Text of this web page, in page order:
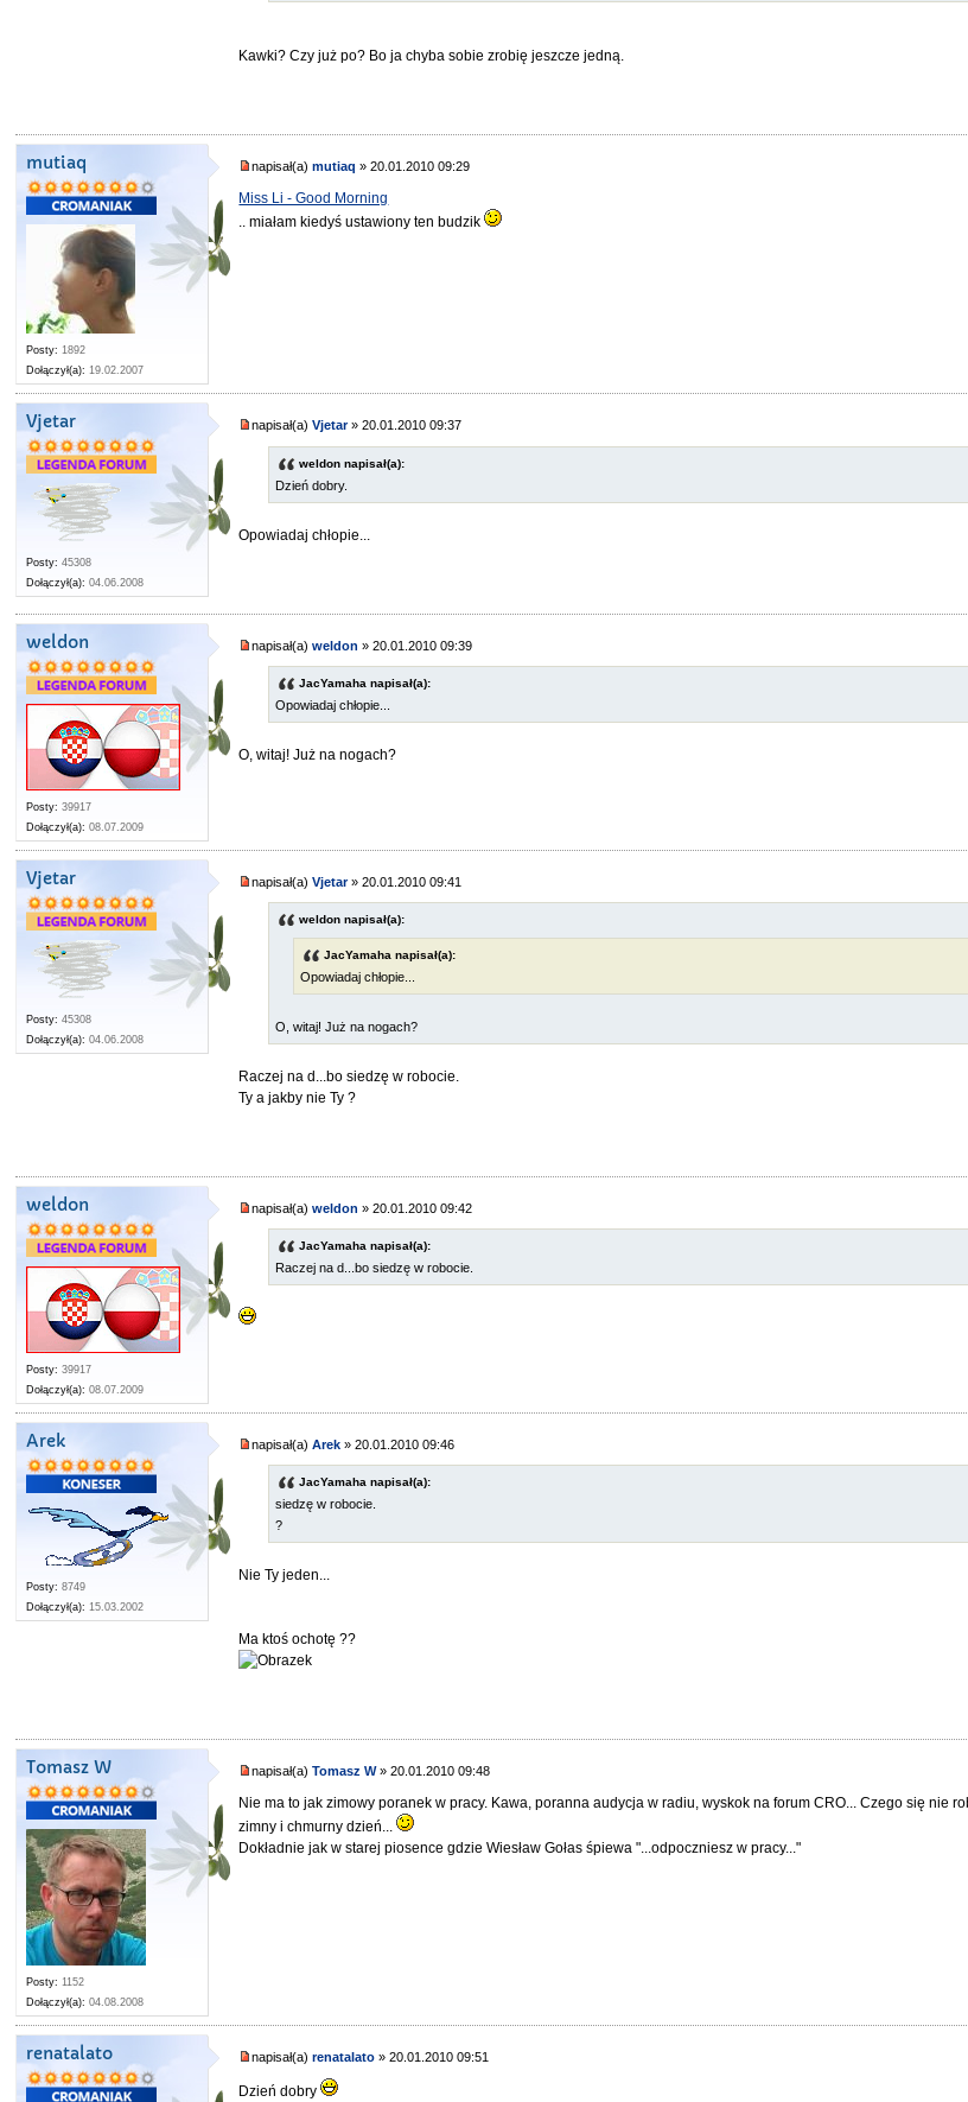
Kawki? Czy już po? Bo ja chyba sobie zrobię jeszcze jedną.
mutiaq
Posty: 1892
Dołączył(a): 19.02.2007
napisał(a)mutiaq » 20.01.2010 09:29
Miss Li - Good Morning
.. miałam kiedyś ustawiony ten budzik
Vjetar
Posty: 45308
Dołączył(a): 04.06.2008
napisał(a)Vjetar» 20.01.2010 09:37
weldon napisał(a):
Dzień dobry.
Opowiadaj chłopie...
weldon
Posty: 39917
Dołączył(a): 08.07.2009
napisał(a)weldon » 20.01.2010 09:39
JacYamaha napisał(a):
Opowiadaj chłopie...
O, witaj! Już na nogach?
Vjetar
Posty: 45308
Dołączył(a): 04.06.2008
napisał(a)Vjetar» 20.01.2010 09:41
weldon napisał(a):
JacYamaha napisał(a):
Opowiadaj chłopie...
O, witaj! Już na nogach?
Raczej na d...bo siedzę w robocie.
Ty a jakby nie Ty ?
weldon
Posty: 39917
Dołączył(a): 08.07.2009
napisał(a)weldon » 20.01.2010 09:42
JacYamaha napisał(a):
Raczej na d...bo siedzę w robocie.
Arek
Posty: 8749
Dołączył(a): 15.03.2002
napisał(a)Arek » 20.01.2010 09:46
JacYamaha napisał(a):
siedzę w robocie.
?
Nie Ty jeden...
Ma ktoś ochotę ??
Tomasz W
Posty: 1152
Dołączył(a): 04.08.2008
napisał(a)Tomasz W» 20.01.2010 09:48
Nie ma to jak zimowy poranek w pracy. Kawa, poranna audycja w radiu, wyskok na forum CRO... Czego się nie
zimny i chmurny dzień...
Dokładnie jak w starej piosence gdzie Wiesław Gołas śpiewa "...odpoczniesz w pracy..."
renatalato napisał(a)renatalato » 20.01.2010 09:51
Dzień dobry